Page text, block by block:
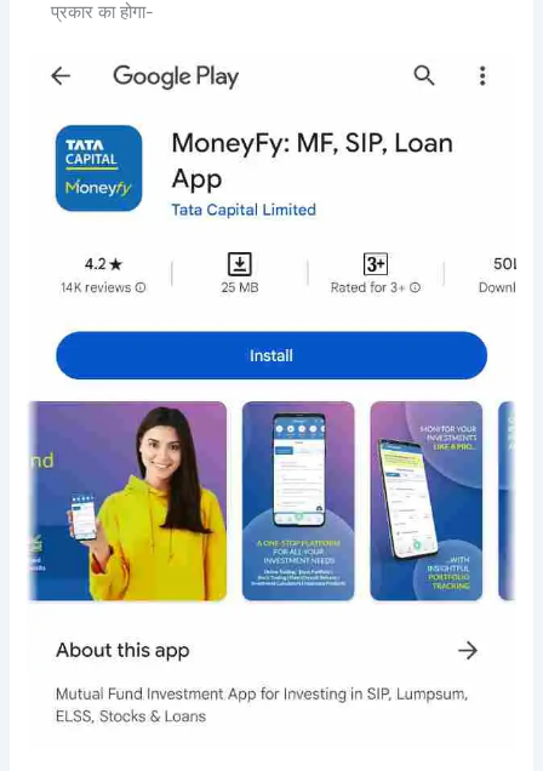
प्रकार का होगा-